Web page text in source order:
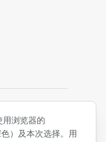
用浏览器的
）及本次选择。用